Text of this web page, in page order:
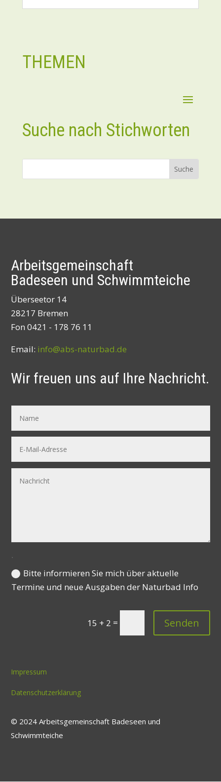
THEMEN
Suche nach Stichworten
Arbeitsgemeinschaft
Badeseen und Schwimmteiche
Überseetor 14
28217 Bremen
Fon 0421 - 178 76 11
Email: info@abs-naturbad.de
Wir freuen uns auf Ihre Nachricht.
.
Bitte informieren Sie mich über aktuelle
Termine und neue Ausgaben der Naturbad Info
15 + 2 = Senden
Impressum
Datenschutzerklärung
© 2024Arbeitsgemeinschaft Badeseen und
Schwimmteiche